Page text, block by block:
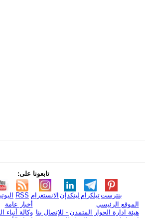
تابعونا على:
RSS الانستغرام لينكدإن تيلكرامبنترست
الموقع الرئيسي
هيئة ادارة الحوار المتمدن - للإتصال بنا
أخبار عامة
وكالة أنباء